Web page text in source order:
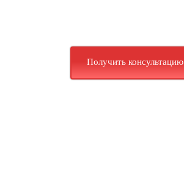
Получить консультацию